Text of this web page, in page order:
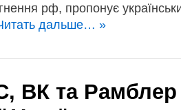
рф, пропонує
дальше… »
ВК та